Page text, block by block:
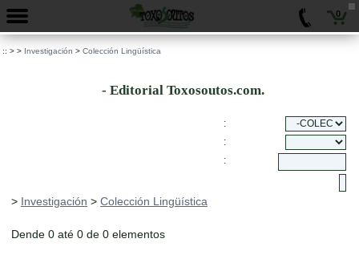
0
:: > > Investigación > Colección Lingüística
- Editorial Toxosoutos.com.
:
:
:
> Investigación > Colección Lingüística
Dende 0 até 0 de 0 elementos